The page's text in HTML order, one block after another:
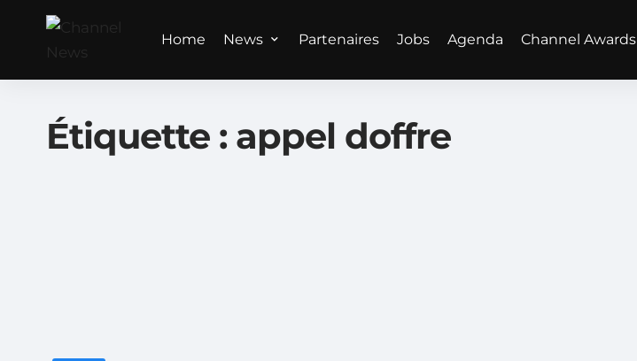
Home News Partenaires Jobs Agenda Channel Awards
Étiquette : appel doffre